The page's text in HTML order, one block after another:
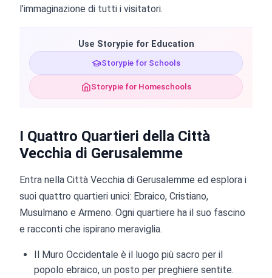
l’immaginazione di tutti i visitatori.
Use Storypie for Education
Storypie for Schools
Storypie for Homeschools
I Quattro Quartieri della Città
Vecchia di Gerusalemme
Entra nella Città Vecchia di Gerusalemme ed esplora i
suoi quattro quartieri unici: Ebraico, Cristiano,
Musulmano e Armeno. Ogni quartiere ha il suo fascino
e racconti che ispirano meraviglia.
Il Muro Occidentale è il luogo più sacro per il
popolo ebraico, un posto per preghiere sentite.